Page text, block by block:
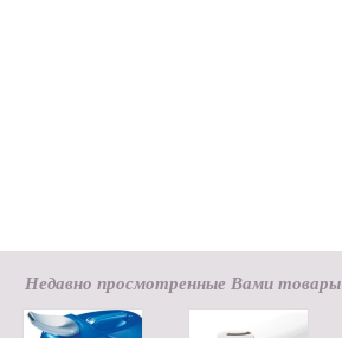
Недавно просмотренные Вами товары